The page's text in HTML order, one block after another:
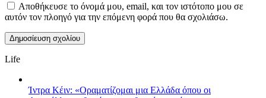
Αποθήκευσε το όνομά μου, email, και τον ιστότοπο μου σε
αυτόν τον πλοηγό για την επόμενη φορά που θα σχολιάσω.
Life
Ίντρα Κέιν: «Οραματίζομαι μια Ελλάδα όπου οι